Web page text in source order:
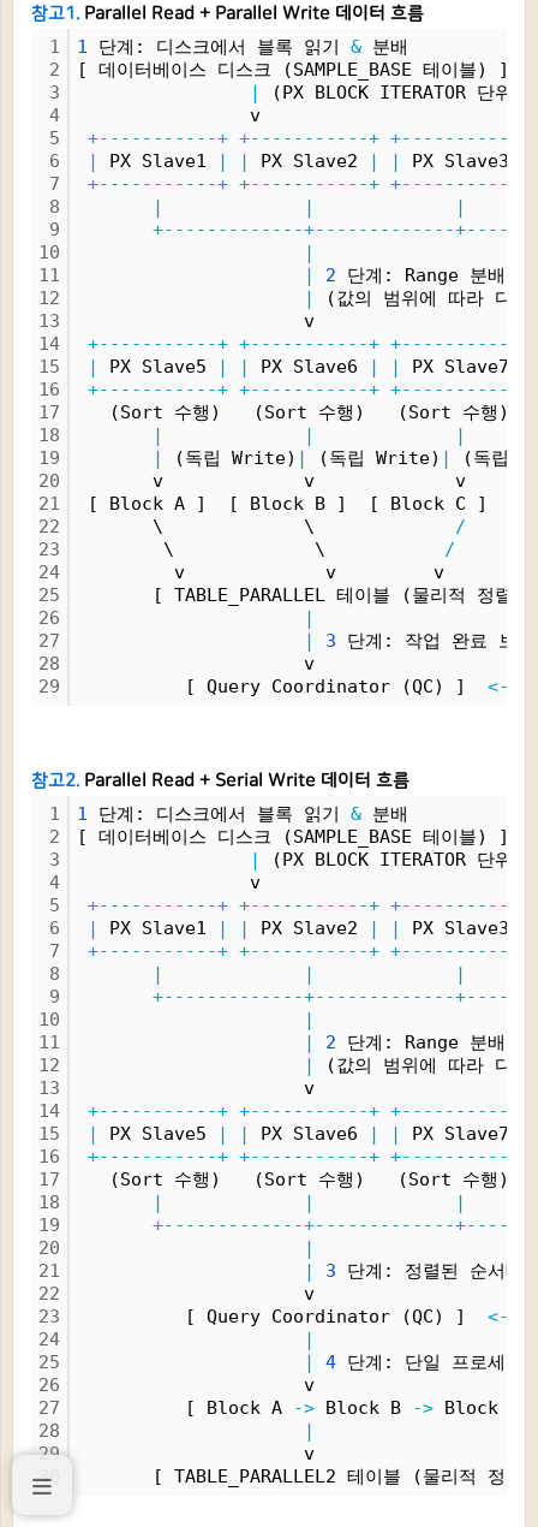
참고1. Parallel Read + Parallel Write 데이터 흐름
1
2
3
4
5
6
7
8
9
10
11
12
13
14
15
16
17
18
19
20
21
22
23
24
25
26
27
28
29
1 단계: 디스크에서 블록 읽기 & 분배
[ 데이터베이스 디스크 (SAMPLE_BASE 테이블) ]
|
(PX BLOCK ITERATOR 단위
v
+-----------+ +-----------+ +-----------+
|
PX Slave1 | | PX Slave2 | | PX Slave3
+-----------+ +-----------+ +-----------+
|
|
|
+-------------+-------------
|
|
2 단계: Range 분배
|
(값의 범위에 따라 다
v
+-----------+ +-----------+ +-----------+
|
PX Slave5 | | PX Slave6 | | PX Slave7
+-----------+ +-----------+ +-----------+
(Sort 수행)   (Sort 수행)   (Sort 수행)
|
|
|
|
(독립 Write) | (독립 Write) |
(독립
v             v             v
[ Block A ]  [ Block B ]  [ Block C ]
\             \ /
\             \ /
v             v         v
[ TABLE_PARALLEL 테이블 (물리적 정렬 꼬
|
|
3 단계: 작업 완료 보고
v
[ Query Coordinator (QC) ] <--
참고2. Parallel Read + Serial Write 데이터 흐름
1
2
3
4
5
6
7
8
9
10
11
12
13
14
15
16
17
18
19
20
21
22
23
24
25
26
27
28
29
30
1 단계: 디스크에서 블록 읽기 & 분배
[ 데이터베이스 디스크 (SAMPLE_BASE 테이블) ]
|
(PX BLOCK ITERATOR 단위
v
+-----------+ +-----------+ +-----------+
|
PX Slave1 | | PX Slave2 | | PX Slave3
+-----------+ +-----------+ +-----------+
|
|
|
+-------------+-------------
|
|
2 단계: Range 분배
|
(값의 범위에 따라 다
v
+-----------+ +-----------+ +-----------+
|
PX Slave5 | | PX Slave6 | | PX Slave7
+-----------+ +-----------+ +-----------+
(Sort 수행)   (Sort 수행)   (Sort 수행)
|
|
|
+-------------+-------------
|
|
3 단계: 정렬된 순서대
v
[ Query Coordinator (QC) ] <--
|
|
4 단계: 단일 프로세스
v
[ Block A
-> Block B -> Block C
|
v
[ TABLE_PARALLEL2 테이블 (물리적 정렬